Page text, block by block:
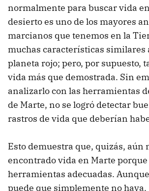
normalmente para buscar vida
desierto es uno de los mayores
marcianos que tenemos en la
muchas características similares
planeta rojo; pero, por supuesto,
vida más que demostrada. Sin
analizarlo con las herramientas
de Marte, no se logró detectar
rastros de vida que deberían
Esto demuestra que, quizás, aún
encontrado vida en Marte
herramientas adecuadas.
puede que simplemente no haya.